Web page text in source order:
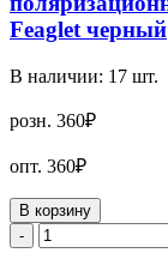
Feaglet черный
В наличии: 17 шт.
розн. 360₽
опт. 360₽
В корзину
-